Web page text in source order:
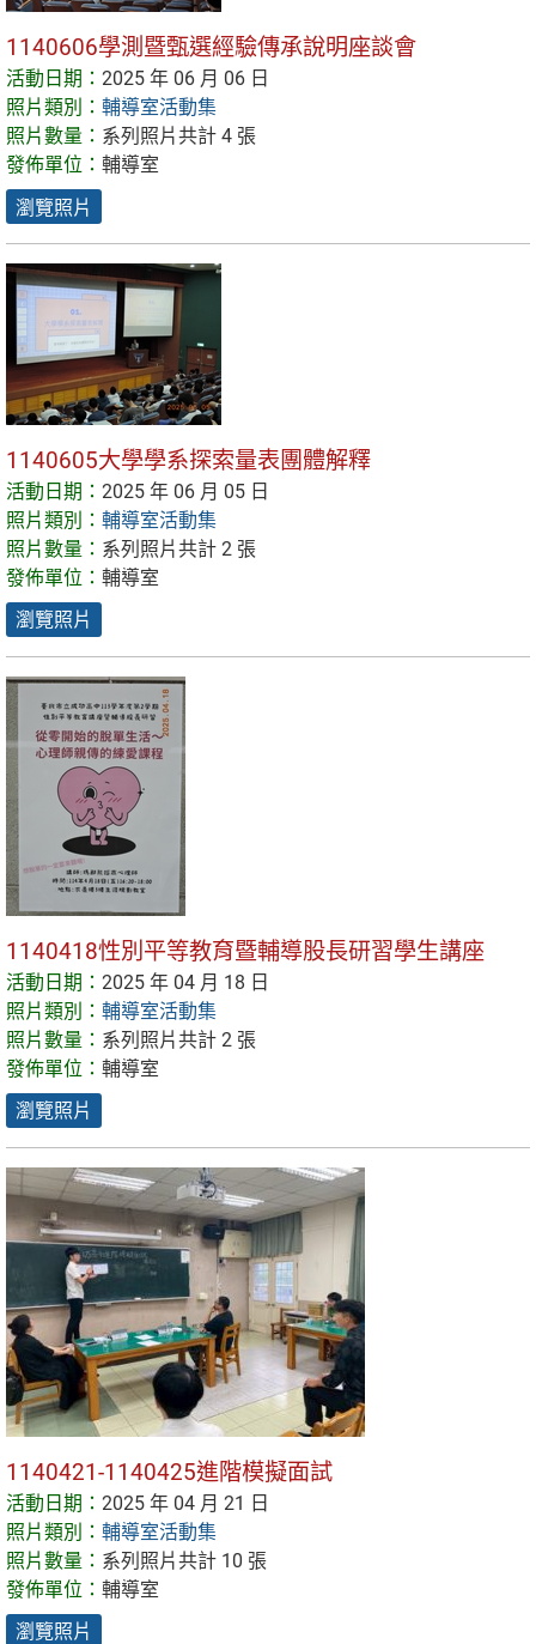
1140606學測暨甄選經驗傳承說明座談會
活動日期： 2025 年 06 月 06 日
照片類別： 輔導室活動集
照片數量： 系列照片共計 4 張
發佈單位： 輔導室
瀏覽照片
1140605大學學系探索量表團體解釋
活動日期： 2025 年 06 月 05 日
照片類別： 輔導室活動集
照片數量： 系列照片共計 2 張
發佈單位： 輔導室
瀏覽照片
1140418性別平等教育暨輔導股長研習學生講座
活動日期： 2025 年 04 月 18 日
照片類別： 輔導室活動集
照片數量： 系列照片共計 2 張
發佈單位： 輔導室
瀏覽照片
1140421-1140425進階模擬面試
活動日期： 2025 年 04 月 21 日
照片類別： 輔導室活動集
照片數量： 系列照片共計 10 張
發佈單位： 輔導室
瀏覽照片